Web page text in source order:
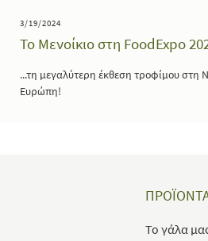
3/19/2024
Το Μενοίκιο στη FoodExpo
...τη μεγαλύτερη έκθεση τροφίμου στη
Ευρώπη!
Το γάλα